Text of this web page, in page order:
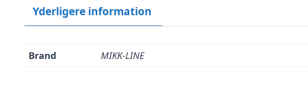
Yderligere information
Brand MIKK-LINE